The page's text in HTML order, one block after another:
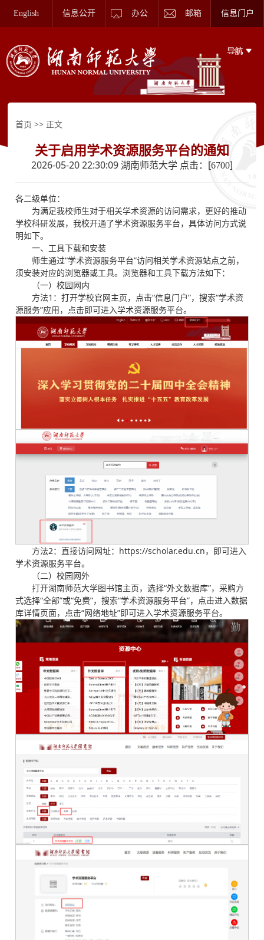
English 信息公开 办公 邮箱 信息门户
首页 >> 正文
关于启用学术资源服务平台的通知
2026-05-20 22:30:09 湖南师范大学 点击：[6700]
各二级单位：
为满足我校师生对于相关学术资源的访问需求，更好的推动
学校科研发展，我校开通了学术资源服务平台，具体访问方式说
明如下。
一、工具下载和安装
师生通过“学术资源服务平台”访问相关学术资源站点之前，
须安装对应的浏览器或工具。浏览器和工具下载方法如下：
（一）校园网内
方法1：打开学校官网主页，点击“信息门户”，搜索“学术资
源服务”应用，点击即可进入学术资源服务平台。
方法2：直接访问网址：https://scholar.edu.cn，即可进入
学术资源服务平台。
（二）校园网外
打开湖南师范大学图书馆主页，选择“外文数据库”，采购方
式选择“全部”或“免费”，搜索“学术资源服务平台”，点击进入数据
库详情页面，点击“网络地址”即可进入学术资源服务平台。